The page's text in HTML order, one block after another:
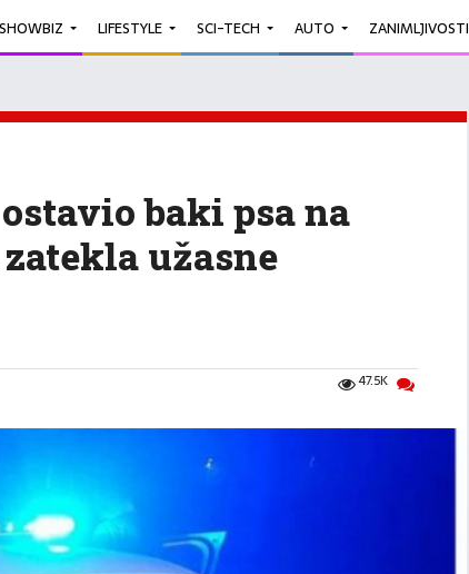
SHOWBIZ LIFESTYLE SCI-TECH AUTO ZANIMLJIVOSTI
baki psa na
užasne
47.5K